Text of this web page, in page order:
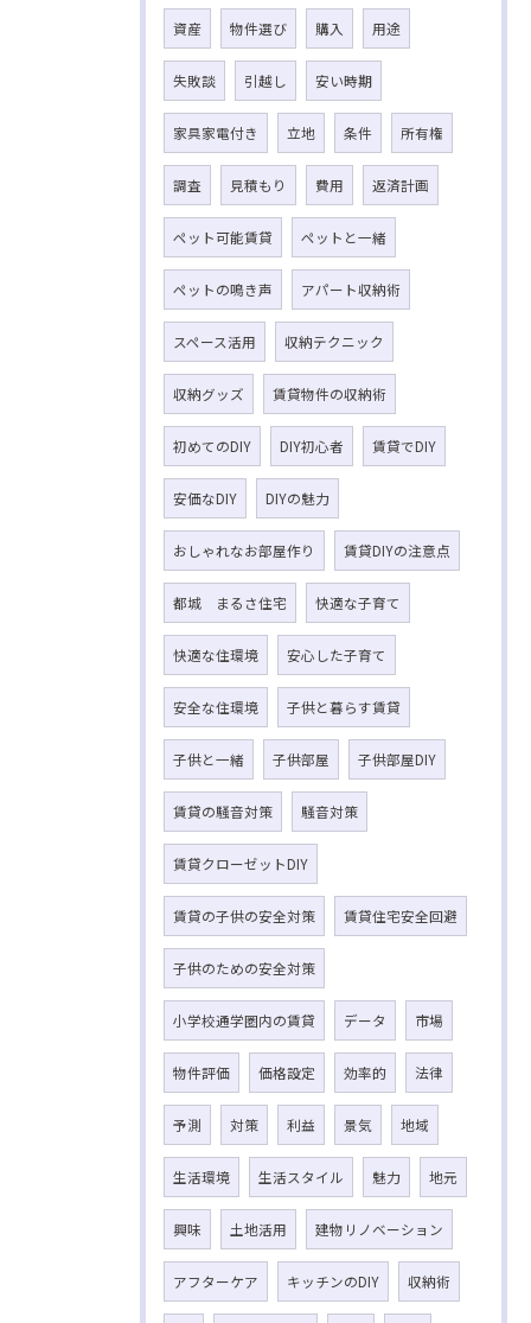
資産 物件選び 購入 用途
失敗談 引越し 安い時期
家具家電付き 立地 条件 所有権
調査 見積もり 費用 返済計画
ペット可能賃貸 ペットと一緒
ペットの鳴き声 アパート収納術
スペース活用 収納テクニック
収納グッズ 賃貸物件の収納術
初めてのDIY DIY初心者 賃貸でDIY
安価なDIY DIYの魅力
おしゃれなお部屋作り 賃貸DIYの注意点
都城 まるさ住宅 快適な子育て
快適な住環境 安心した子育て
安全な住環境 子供と暮らす賃貸
子供と一緒 子供部屋 子供部屋DIY
賃貸の騒音対策 騒音対策
賃貸クローゼットDIY
賃貸の子供の安全対策 賃貸住宅安全回避
子供のための安全対策
小学校通学圏内の賃貸 データ 市場
物件評価 価格設定 効率的 法律
予測 対策 利益 景気 地域
生活環境 生活スタイル 魅力 地元
興味 土地活用 建物リノベーション
アフターケア キッチンのDIY 収納術